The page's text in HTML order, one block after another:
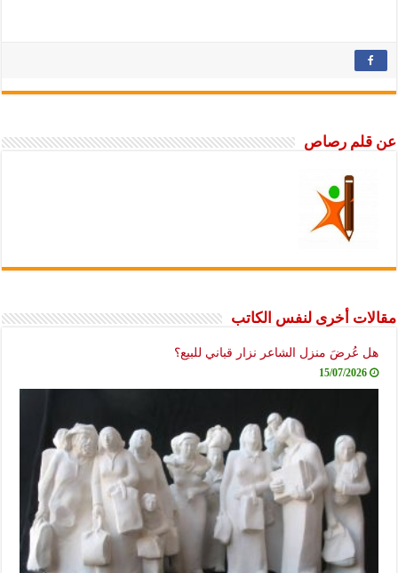
عن قلم رصاص
مقالات أخرى لنفس الكاتب
هل عُرضَ منزل الشاعر نزار قباني للبيع؟
15/07/2026